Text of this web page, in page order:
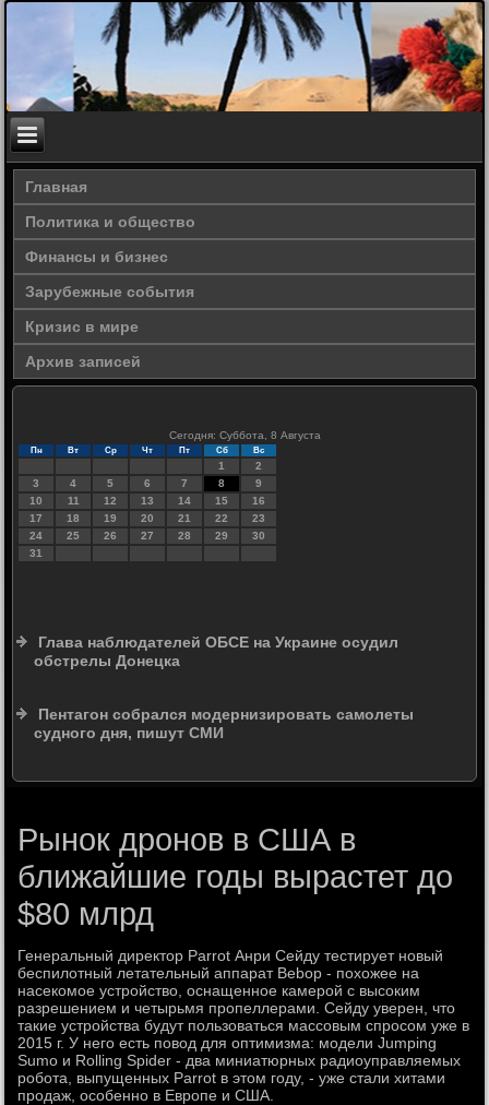
Главная
Политика и общество
Финансы и бизнес
Зарубежные события
Кризис в мире
Архив записей
Сегодня: Суббота, 8 Августа
Пн Вт Ср Чт Пт Сб Вс
1
2
3
4 5 6 7 8
9
10
11 12 13 14 15
16
17
18 19 20 21 22
23
24
25 26 27 28 29
30
31
Глава наблюдателей ОБСЕ на Украине осудил
обстрелы Донецка
Пентагон собрался модернизировать самолеты
судного дня, пишут СМИ
Рынок дронов в США в
ближайшие годы вырастет до
$80 млрд
Генеральный директор Parrot Анри Сейду тестирует новый
беспилотный летательный аппарат Bebop - похожее на
насекомое устройство, оснащенное камерой с высоким
разрешением и четырьмя пропеллерами. Сейду уверен, что
такие устройства будут пользоваться массовым спросом уже в
2015 г. У него есть повод для оптимизма: модели Jumping
Sumo и Rolling Spider - два миниатюрных радиоуправляемых
робота, выпущенных Parrot в этом году, - уже стали хитами
продаж, особенно в Европе и США.